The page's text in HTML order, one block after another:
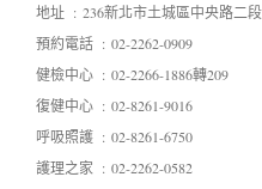
地址
236新北市土城區中央路二
預約電話
02-2262-0909
健檢中心
02-2266-1886轉209
復健中心
02-8261-9016
呼吸照護
02-8261-6750
護理之家
02-2262-0582